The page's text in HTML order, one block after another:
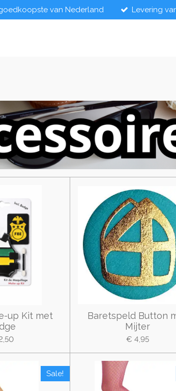
van Nederland Levering
up Kit met
Baretspeld Button
Mijter
€ 4,95
Sale!